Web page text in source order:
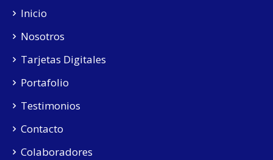
Inicio
Nosotros
Tarjetas Digitales
Portafolio
Testimonios
Contacto
Colaboradores